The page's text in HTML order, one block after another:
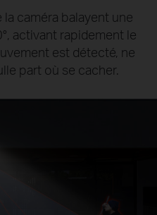
la caméra balayent une
activant rapidement le
est détecté, ne
part où se cacher.